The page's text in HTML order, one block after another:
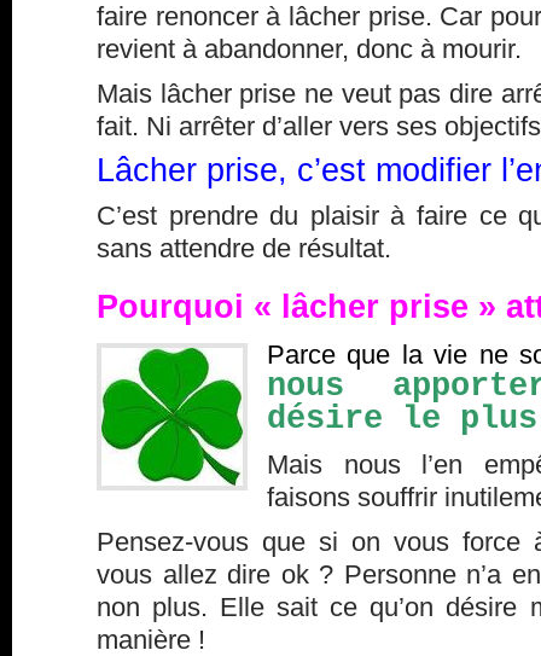
faire renoncer à lâcher prise. Car
revient à abandonner, donc à mourir.
Mais lâcher prise ne veut pas dire
fait. Ni arrêter d’aller vers ses
Lâcher prise, c’est modifier
C’est prendre du plaisir à faire ce
sans attendre de résultat.
Pourquoi « lâcher prise »
Parce que la vie ne
nous
désire le
Mais nous l’en
faisons souffrir
Pensez-vous que si on vous force
vous allez dire ok ? Personne n’a
non plus. Elle sait ce qu’on désire
manière !